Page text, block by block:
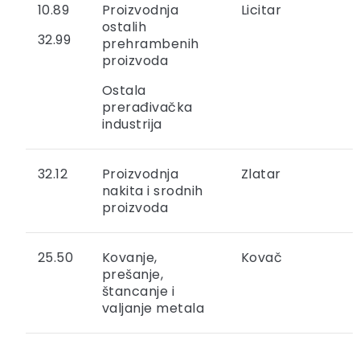
10.89
32.99
Proizvodnja
ostalih
prehrambenih
proizvoda
Ostala
prerađivačka
industrija
Licitar
32.12
Proizvodnja
nakita i srodnih
proizvoda
Zlatar
25.50
Kovanje,
prešanje,
štancanje i
valjanje metala
Kovač